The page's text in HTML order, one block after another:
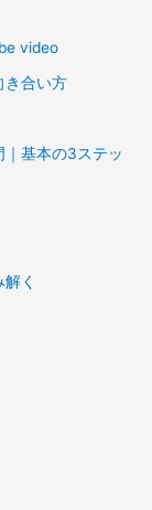
video
き合い方
｜基本の3ステッ
く